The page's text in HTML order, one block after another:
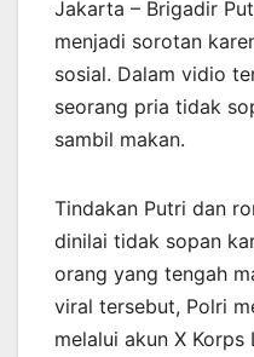
Jakarta – Brigadir
menjadi sorotan
sosial. Dalam vidio
seorang pria tidak
sambil makan.
Tindakan Putri dan
dinilai tidak sopan
orang yang tengah
viral tersebut, Polri
melalui akun X Korps